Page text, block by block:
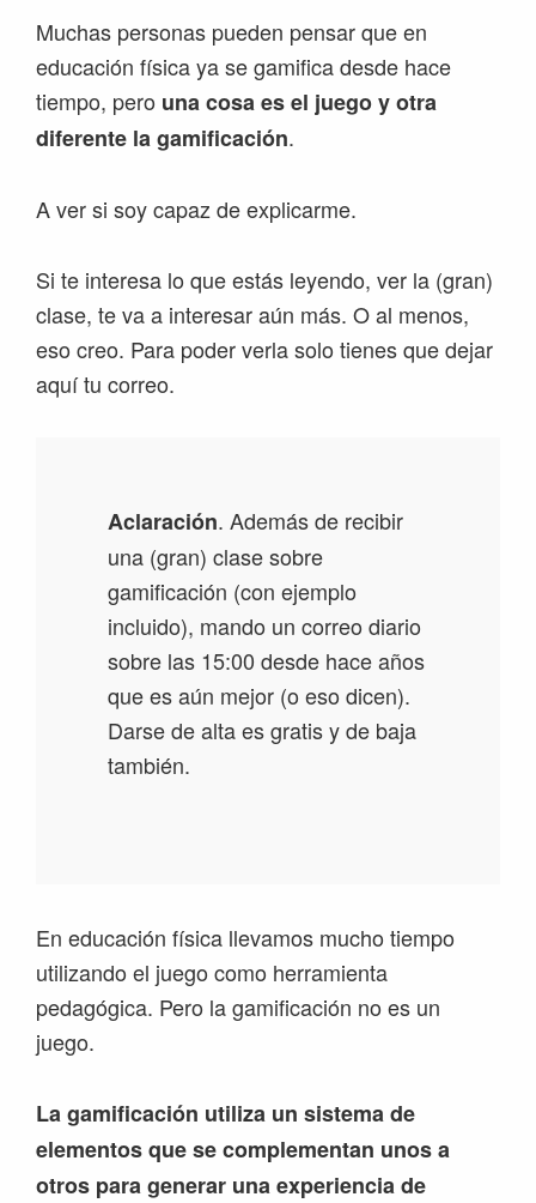
Muchas personas pueden pensar que en
educación física ya se gamifica desde hace
tiempo, pero una cosa es el juego y otra
diferente la gamificación.
A ver si soy capaz de explicarme.
Si te interesa lo que estás leyendo, ver la (gran)
clase, te va a interesar aún más. O al menos,
eso creo. Para poder verla solo tienes que dejar
aquí tu correo.
Aclaración. Además de recibir
una (gran) clase sobre
gamificación (con ejemplo
incluido), mando un correo diario
sobre las 15:00 desde hace años
que es aún mejor (o eso dicen).
Darse de alta es gratis y de baja
también.
En educación física llevamos mucho tiempo
utilizando el juego como herramienta
pedagógica. Pero la gamificación no es un
juego.
La gamificación utiliza un sistema de
elementos que se complementan unos a
otros para generar una experiencia de